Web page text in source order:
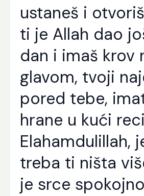
ustaneš i
ti je Allah dao
dan i imaš krov
glavom, tvoji
pored tebe,
hrane u kući
Elahamdulillah,
treba ti ništa
je srce